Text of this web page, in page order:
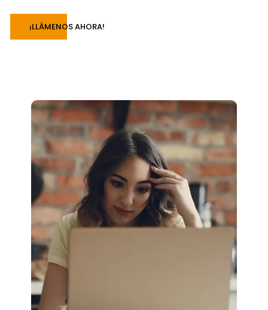
¡LLÁMENOS AHORA!